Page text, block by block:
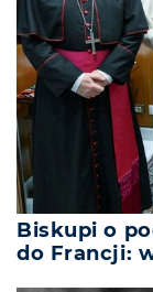
Biskupi o
do Francji: